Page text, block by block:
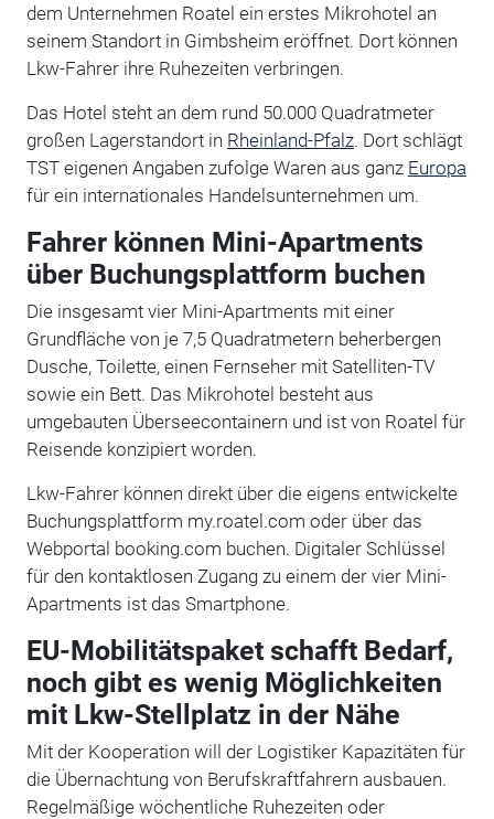
dem Unternehmen Roatel ein erstes Mikrohotel an
seinem Standort in Gimbsheim eröffnet. Dort können
Lkw-Fahrer ihre Ruhezeiten verbringen.
Das Hotel steht an dem rund 50.000 Quadratmeter
großen Lagerstandort in Rheinland-Pfalz. Dort schlägt
TST eigenen Angaben zufolge Waren aus ganz Europa
für ein internationales Handelsunternehmen um.
Fahrer können Mini-Apartments
über Buchungsplattform buchen
Die insgesamt vier Mini-Apartments mit einer
Grundfläche von je 7,5 Quadratmetern beherbergen
Dusche, Toilette, einen Fernseher mit Satelliten-TV
sowie ein Bett. Das Mikrohotel besteht aus
umgebauten Überseecontainern und ist von Roatel für
Reisende konzipiert worden.
Lkw-Fahrer können direkt über die eigens entwickelte
Buchungsplattform my.roatel.com oder über das
Webportal booking.com buchen. Digitaler Schlüssel
für den kontaktlosen Zugang zu einem der vier Mini-
Apartments ist das Smartphone.
EU-Mobilitätspaket schafft Bedarf,
noch gibt es wenig Möglichkeiten
mit Lkw-Stellplatz in der Nähe
Mit der Kooperation will der Logistiker Kapazitäten für
die Übernachtung von Berufskraftfahrern ausbauen.
Regelmäßige wöchentliche Ruhezeiten oder